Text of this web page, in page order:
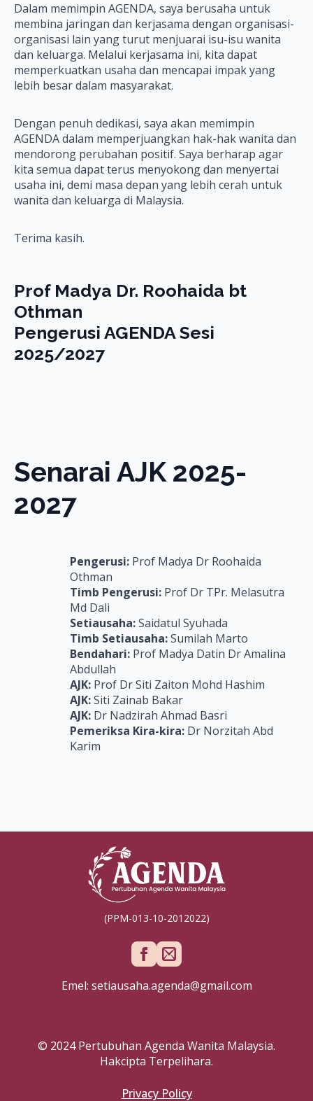
Dalam memimpin AGENDA, saya berusaha untuk
membina jaringan dan kerjasama dengan organisasi-
organisasi lain yang turut menjuarai isu-isu wanita
dan keluarga. Melalui kerjasama ini, kita dapat
memperkuatkan usaha dan mencapai impak yang
lebih besar dalam masyarakat.
Dengan penuh dedikasi, saya akan memimpin
AGENDA dalam memperjuangkan hak-hak wanita dan
mendorong perubahan positif. Saya berharap agar
kita semua dapat terus menyokong dan menyertai
usaha ini, demi masa depan yang lebih cerah untuk
wanita dan keluarga di Malaysia.
Terima kasih.
Prof Madya Dr. Roohaida bt
Othman
Pengerusi AGENDA Sesi
2025/2027
Senarai AJK 2025-
2027
Pengerusi: Prof Madya Dr Roohaida
Othman
Timb Pengerusi: Prof Dr TPr. Melasutra
Md Dali
Setiausaha:Saidatul Syuhada
Timb Setiausaha:Sumilah Marto
Bendahari: Prof Madya Datin Dr Amalina
Abdullah
AJK: Prof Dr Siti Zaiton Mohd Hashim
AJK:Siti Zainab Bakar
AJK: Dr Nadzirah Ahmad Basri
Pemeriksa Kira-kira: Dr Norzitah Abd
Karim
(PPM-013-10-2012022)
Emel: setiausaha.agenda@gmail.com
© 2024 Pertubuhan Agenda Wanita Malaysia.
Hakcipta Terpelihara.
Privacy Policy